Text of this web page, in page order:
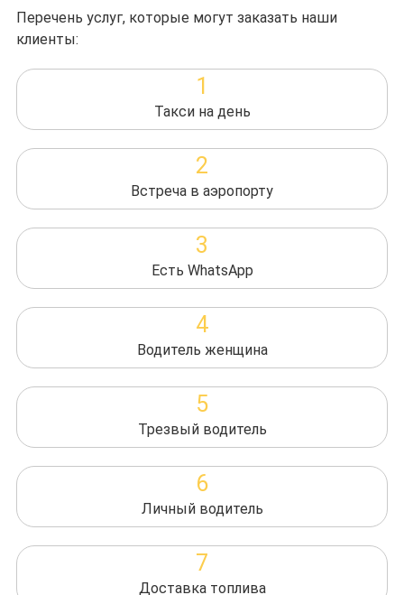
Перечень услуг, которые могут заказать наши
клиенты:
1
Такси на день
2
Встреча в аэропорту
3
Есть WhatsApp
4
Водитель женщина
5
Трезвый водитель
6
Личный водитель
7
Доставка топлива